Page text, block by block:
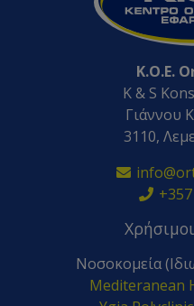
K.O.E.
K & S
Γιάννου
3110,
Νοσοκομεία
Mediteranean